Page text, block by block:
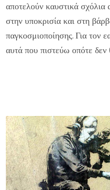
αποτελούν καυστικά σχόλια
στην υποκρισία και στη
παγκοσμιοποίησης. Για τον
αυτά που πιστεύω οπότε